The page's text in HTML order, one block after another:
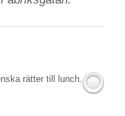
rätter till lunch.